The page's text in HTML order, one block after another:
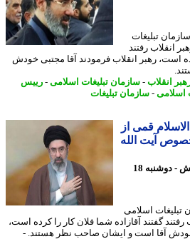
تبلیغات
رفتند
رهبر انقلاب فرمودند آقا مجتبی خودش
-سازمان تبلیغات اسلامی-رییس
-سازمان تبلیغات
قمی از
آیت الله
5 ماه پیش - دوشنبه 18
اسلامی
گفتند آقازاده شما فلان کار را کرده است،
آقا است و ایشان صاحب نظر هستند. -